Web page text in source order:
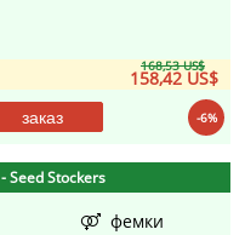
168,53 US$
158,42 US$
-6%
заказ
- Seed Stockers
фемки